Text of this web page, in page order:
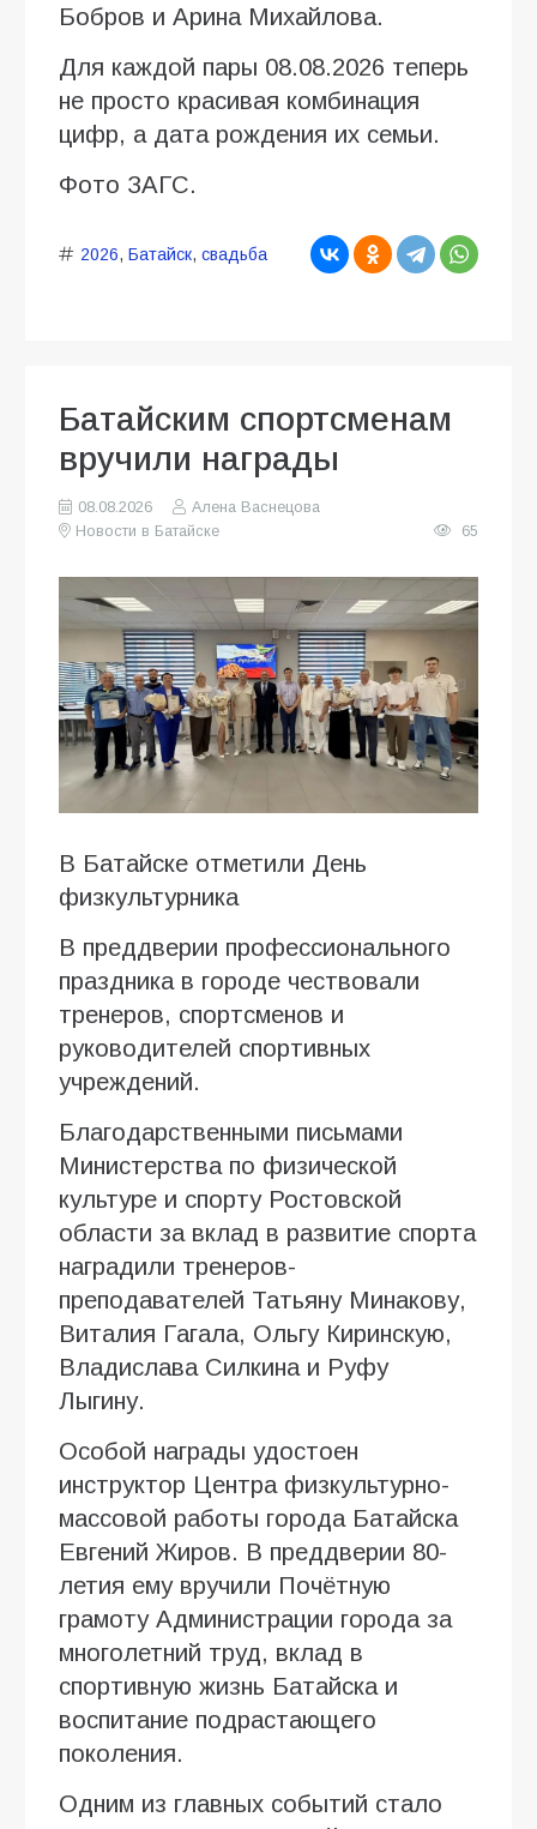
Бобров и Арина Михайлова.
Для каждой пары 08.08.2026 теперь
не просто красивая комбинация
цифр, а дата рождения их семьи.
Фото ЗАГС.
2026, Батайск, свадьба
Батайским спортсменам
вручили награды
08.08.2026
Алена Васнецова
Новости в Батайске
65
В Батайске отметили День
физкультурника
В преддверии профессионального
праздника в городе чествовали
тренеров, спортсменов и
руководителей спортивных
учреждений.
Благодарственными письмами
Министерства по физической
культуре и спорту Ростовской
области за вклад в развитие спорта
наградили тренеров-
преподавателей Татьяну Минакову,
Виталия Гагала, Ольгу Киринскую,
Владислава Силкина и Руфу
Лыгину.
Особой награды удостоен
инструктор Центра физкультурно-
массовой работы города Батайска
Евгений Жиров. В преддверии 80-
летия ему вручили Почётную
грамоту Администрации города за
многолетний труд, вклад в
спортивную жизнь Батайска и
воспитание подрастающего
поколения.
Одним из главных событий стало